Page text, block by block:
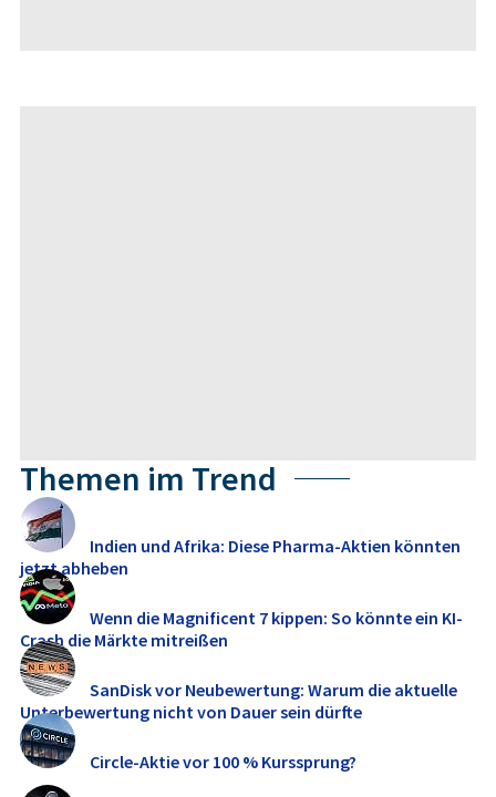
Themen im Trend
Indien und Afrika: Diese Pharma-Aktien könnten
jetzt abheben
Wenn die Magnificent 7 kippen: So könnte ein KI-
Crash die Märkte mitreißen
SanDisk vor Neubewertung: Warum die aktuelle
Unterbewertung nicht von Dauer sein dürfte
Circle-Aktie vor 100 % Kurssprung?